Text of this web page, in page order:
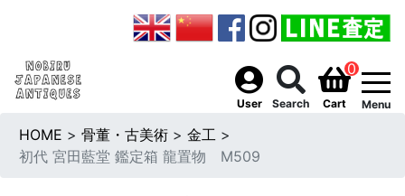
User Search
0
Cart Menu
HOME > 骨董・古美術 > 金工 >
初代 宮田藍堂 鑑定箱 龍置物 M509